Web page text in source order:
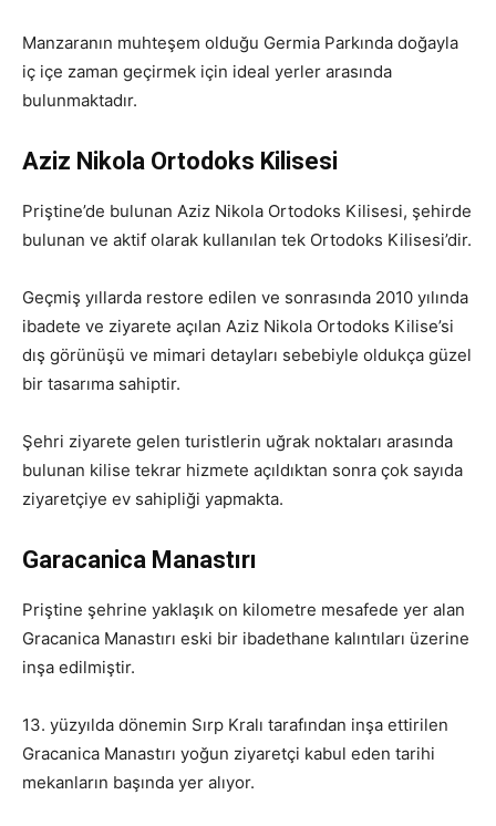
Manzaranın muhteşem olduğu Germia Parkında doğayla
iç içe zaman geçirmek için ideal yerler arasında
bulunmaktadır.
Aziz Nikola Ortodoks Kilisesi
Priştine’de bulunan Aziz Nikola Ortodoks Kilisesi, şehirde
bulunan ve aktif olarak kullanılan tek Ortodoks Kilisesi’dir.
Geçmiş yıllarda restore edilen ve sonrasında 2010 yılında
ibadete ve ziyarete açılan Aziz Nikola Ortodoks Kilise’si
dış görünüşü ve mimari detayları sebebiyle oldukça güzel
bir tasarıma sahiptir.
Şehri ziyarete gelen turistlerin uğrak noktaları arasında
bulunan kilise tekrar hizmete açıldıktan sonra çok sayıda
ziyaretçiye ev sahipliği yapmakta.
Garacanica Manastırı
Priştine şehrine yaklaşık on kilometre mesafede yer alan
Gracanica Manastırı eski bir ibadethane kalıntıları üzerine
inşa edilmiştir.
13. yüzyılda dönemin Sırp Kralı tarafından inşa ettirilen
Gracanica Manastırı yoğun ziyaretçi kabul eden tarihi
mekanların başında yer alıyor.